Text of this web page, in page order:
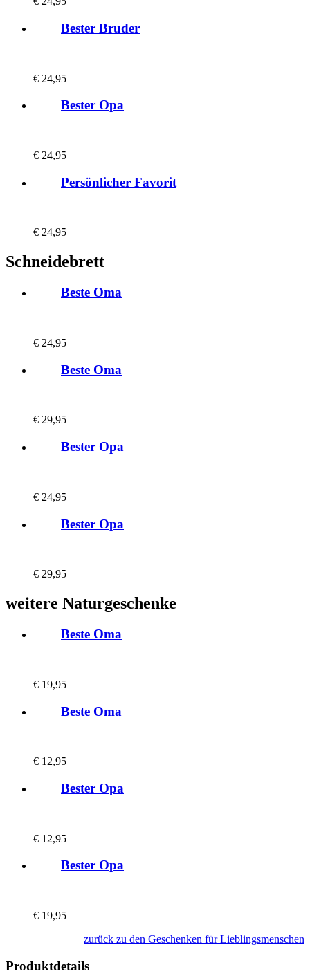
Bester Bruder
€ 24,95
Bester Opa
€ 24,95
Persönlicher Favorit
€ 24,95
Schneidebrett
Beste Oma
€ 24,95
Beste Oma
€ 29,95
Bester Opa
€ 24,95
Bester Opa
€ 29,95
weitere Naturgeschenke
Beste Oma
€ 19,95
Beste Oma
€ 12,95
Bester Opa
€ 12,95
Bester Opa
€ 19,95
zurück zu den Geschenken für Lieblingsmenschen
Produktdetails